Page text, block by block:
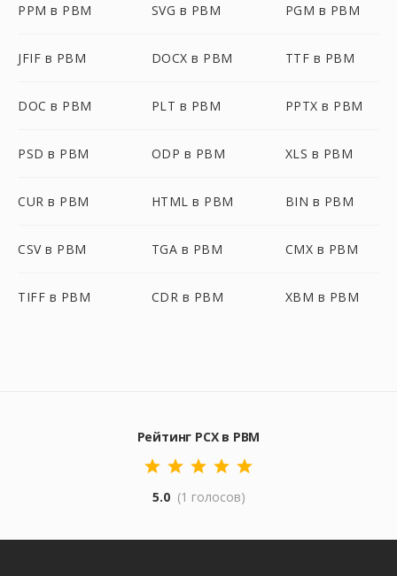
PPM в PBM SVG в PBM PGM в PBM
JFIF в PBM DOCX в PBM TTF в PBM
DOC в PBM PLT в PBM PPTX в PBM
PSD в PBM ODP в PBM XLS в PBM
CUR в PBM HTML в PBM BIN в PBM
CSV в PBM TGA в PBM CMX в PBM
TIFF в PBM CDR в PBM XBM в PBM
Рейтинг PCX в PBM
5.0 (1 голосов)